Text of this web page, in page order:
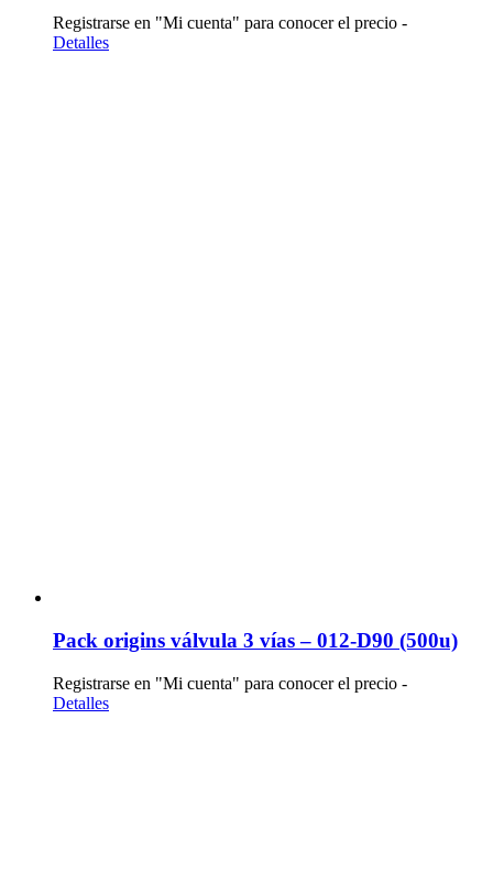
Registrarse en "Mi cuenta" para conocer el precio -
Detalles
Pack origins válvula 3 vías – 012-D90 (500u)
Registrarse en "Mi cuenta" para conocer el precio -
Detalles